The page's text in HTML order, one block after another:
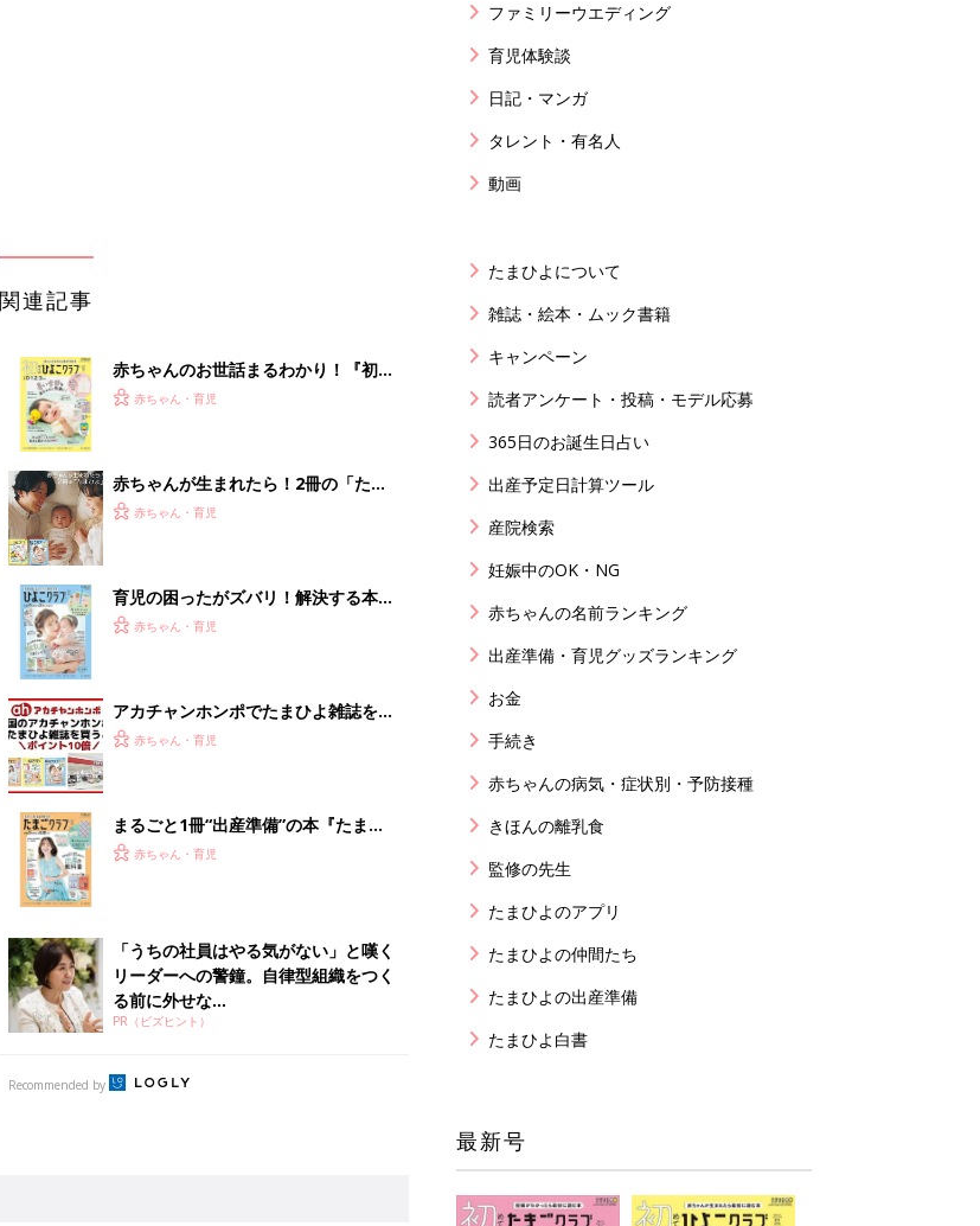
夫婦で予習する 出産の教科書
リーダーへの警鐘。自律型組織をつく
る前に外せな...
PR（ビズヒント）
離乳食はいつから？進め方は？「たまひよ きほんの離
授乳の悩みや初めての離乳食作りに役立つ
子育てとお金
妊娠・出産・育児にかかる費用やもらえる補助
金・助成金を解説
ファミリーウエディング
育児体験談
日記・マンガ
タレント・有名人
動画
たまひよについて
雑誌・絵本・ムック書籍
キャンペーン
読者アンケート・投稿・モデル応募
365日のお誕生日占い
出産予定日計算ツール
産院検索
妊娠中のOK・NG
赤ちゃんの名前ランキング
出産準備・育児グッズランキング
お金
手続き
赤ちゃんの病気・症状別・予防接種
きほんの離乳食
監修の先生
たまひよのアプリ
たまひよの仲間たち
たまひよの出産準備
たまひよ白書
最新号